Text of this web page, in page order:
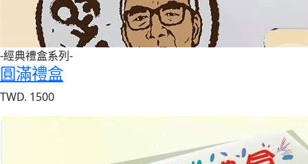
-經典禮盒系列-
圓滿禮盒
TWD. 1500